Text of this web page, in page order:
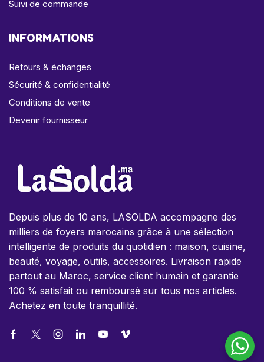
Suivi de commande
INFORMATIONS
Retours & échanges
Sécurité & confidentialité
Conditions de vente
Devenir fournisseur
Depuis plus de 10 ans, LASOLDA accompagne des
milliers de foyers marocains grâce à une sélection
intelligente de produits du quotidien : maison, cuisine,
beauté, voyage, outils, accessoires. Livraison rapide
partout au Maroc, service client humain et garantie
100 % satisfait ou remboursé sur tous nos articles.
Achetez en toute tranquillité.